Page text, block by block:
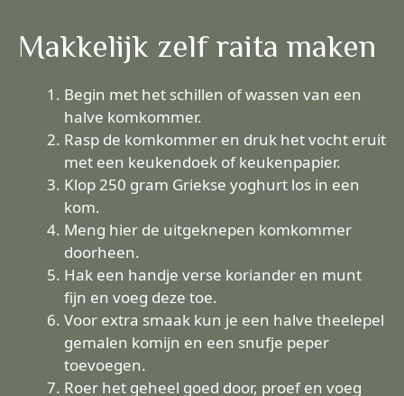
Makkelijk zelf raita maken
Begin met het schillen of wassen van een
halve komkommer.
Rasp de komkommer en druk het vocht eruit
met een keukendoek of keukenpapier.
Klop 250 gram Griekse yoghurt los in een
kom.
Meng hier de uitgeknepen komkommer
doorheen.
Hak een handje verse koriander en munt
fijn en voeg deze toe.
Voor extra smaak kun je een halve theelepel
gemalen komijn en een snufje peper
toevoegen.
Roer het geheel goed door, proef en voeg